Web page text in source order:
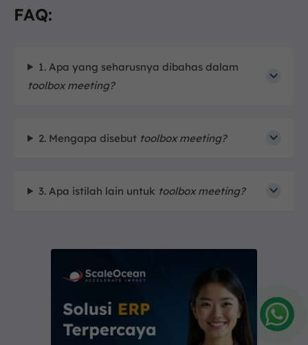
FAQ:
1. Apa yang seharusnya dibahas dalam
toolbox meeting?
2. Mengapa disebut toolbox meeting?
3. Apa istilah lain untuk toolbox meeting?